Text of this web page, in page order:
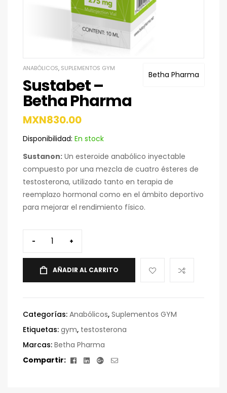
Betha Pharma
ANABÓLICOS, SUPLEMENTOS GYM
Sustabet –
Betha Pharma
MXN830.00
Disponibilidad: En stock
Sustanon: Un esteroide anabólico inyectable
compuesto por una mezcla de cuatro ésteres de
testosterona, utilizado tanto en terapia de
reemplazo hormonal como en el ámbito deportivo
para mejorar el rendimiento físico.
- +
AÑADIR AL CARRITO
Categorías: Anabólicos, Suplementos GYM
Etiquetas: gym, testosterona
Marcas: Betha Pharma
Compartir:
Facebook
LinkedinGoogle+
Correo